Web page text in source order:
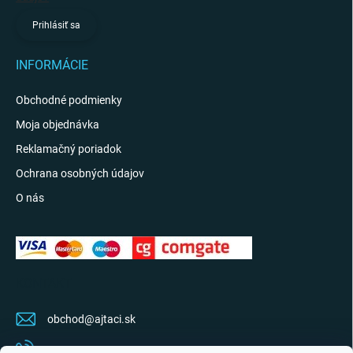
Prihlásiť sa
INFORMÁCIE
Obchodné podmienky
Moja objednávka
Reklamačný poriadok
Ochrana osobných údajov
O nás
obchod@ajtaci.sk
0904 07 34 34